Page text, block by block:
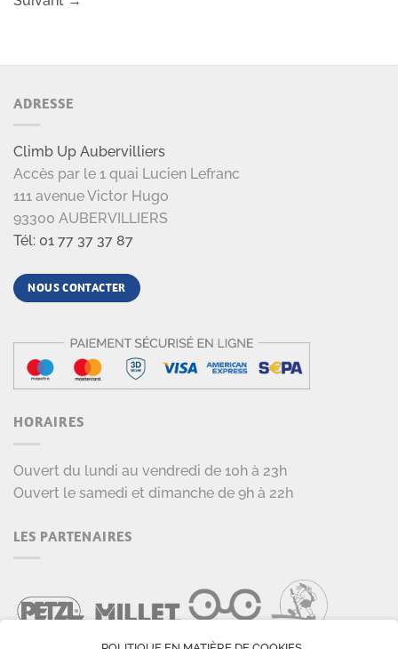
ADRESSE
Climb Up Aubervilliers
Accès par le 1 quai Lucien Lefranc
111 avenue Victor Hugo
93300 AUBERVILLIERS
Tél: 01 77 37 37 87
NOUS CONTACTER
HORAIRES
Ouvert du lundi au vendredi de 10h à 23h
Ouvert le samedi et dimanche de 9h à 22h
LES PARTENAIRES